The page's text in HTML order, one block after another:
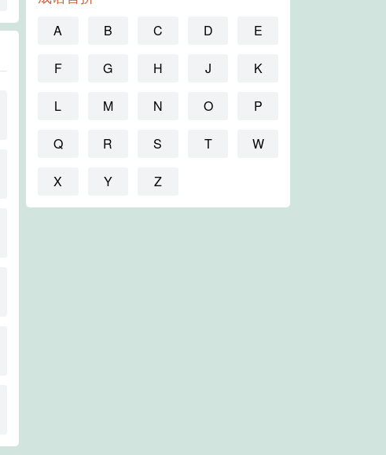
A B C D E
F G H J K
L M N O P
Q R S T W
X Y Z